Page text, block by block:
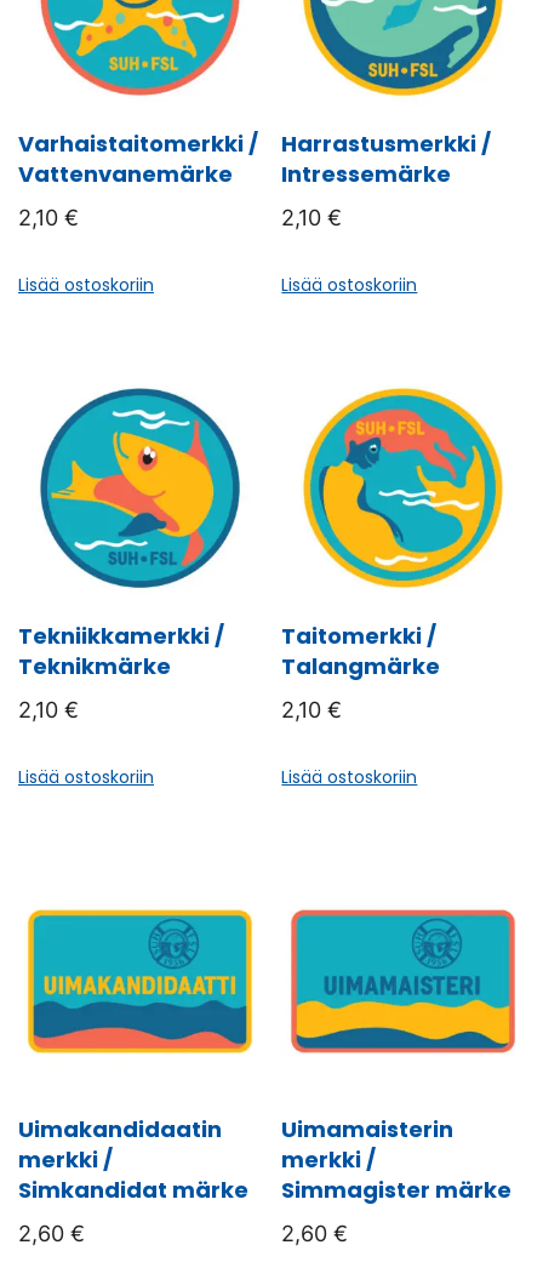
Varhaistaitomerkki /
Vattenvanemärke
2,10 €
Lisää ostoskoriin
Harrastusmerkki /
Intressemärke
2,10€
Lisää ostoskoriin
Tekniikkamerkki /
Teknikmärke
2,10 €
Lisää ostoskoriin
Taitomerkki /
Talangmärke
2,10€
Lisää ostoskoriin
Uimakandidaatin
merkki /
Simkandidat märke
2,60 €
Uimamaisterin
merkki /
Simmagister märke
2,60€